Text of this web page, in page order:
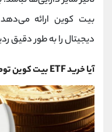
بیت کوین ارائه
دیجیتال را به طور دقیق
آیا خرید ETF بیت کوین توصیه می‌شود؟